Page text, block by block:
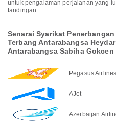
untuk pengalaman perjalanan yang
tandingan.
Senarai Syarikat
Terbang Antarabangsa
Antarabangsa Sabiha Gokcen
Pegasus Airlines
AJet
Azerbaijan